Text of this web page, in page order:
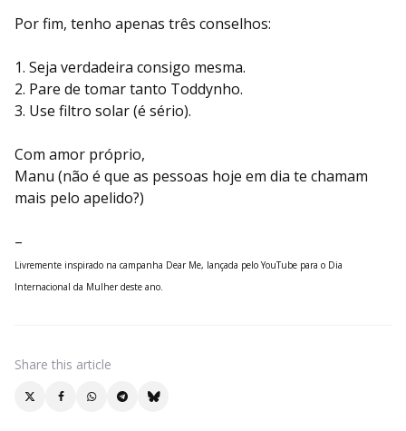
Por fim, tenho apenas três conselhos:
1. Seja verdadeira consigo mesma.
2. Pare de tomar tanto Toddynho.
3. Use filtro solar (é sério).
Com amor próprio,
Manu (não é que as pessoas hoje em dia te chamam
mais pelo apelido?)
–
Livremente inspirado na campanha Dear Me, lançada pelo YouTube para o Dia
Internacional da Mulher deste ano.
Share this article